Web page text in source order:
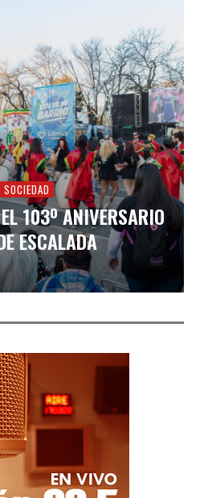
SOCIEDAD
103º ANIVERSARIO
ESCALADA